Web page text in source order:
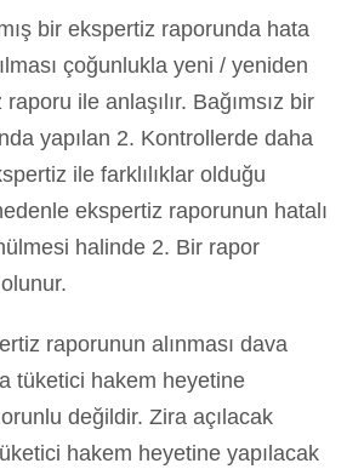
bir ekspertiz raporunda hata
çoğunlukla yeni / yeniden
ile anlaşılır. Bağımsız bir
yapılan 2. Kontrollerde daha
ile farklılıklar olduğu
ekspertiz raporunun hatalı
halinde 2. Bir rapor
raporunun alınması dava
tüketici hakem heyetine
değildir. Zira açılacak
hakem heyetine yapılacak